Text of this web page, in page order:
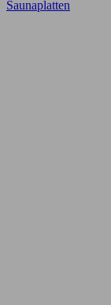
Saunaplatten